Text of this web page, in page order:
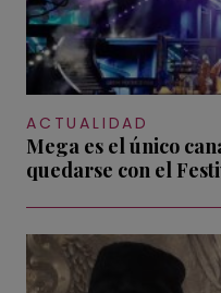
ACTUALIDAD
Mega es el único
quedarse con el